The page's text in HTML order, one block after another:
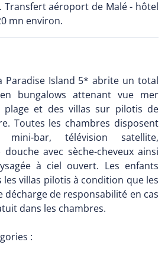
Transfert aéroport de Malé - hôtel
mn environ.
Paradise Island 5* abrite un total
bungalows attenant vue mer
plage et des villas sur pilotis de
Toutes les chambres disposent
mini-bar, télévision satellite,
avec sèche-cheveux ainsi
à ciel ouvert. Les enfants
villas pilotis à condition que les
décharge de responsabilité en cas
dans les chambres.
: